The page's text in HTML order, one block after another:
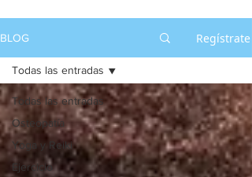
BLOG Regístrate
Todas las entradas
Osteopatía
Yoga y Reiki
Ejercicio
Todas las entradas